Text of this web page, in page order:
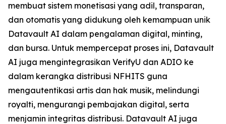
membuat sistem monetisasi yang adil, transparan,
dan otomatis yang didukung oleh kemampuan unik
Datavault AI dalam pengalaman digital, minting,
dan bursa. Untuk mempercepat proses ini, Datavault
AI juga mengintegrasikan VerifyU dan ADIO ke
dalam kerangka distribusi NFHITS guna
mengautentikasi artis dan hak musik, melindungi
royalti, mengurangi pembajakan digital, serta
menjamin integritas distribusi. Datavault AI juga